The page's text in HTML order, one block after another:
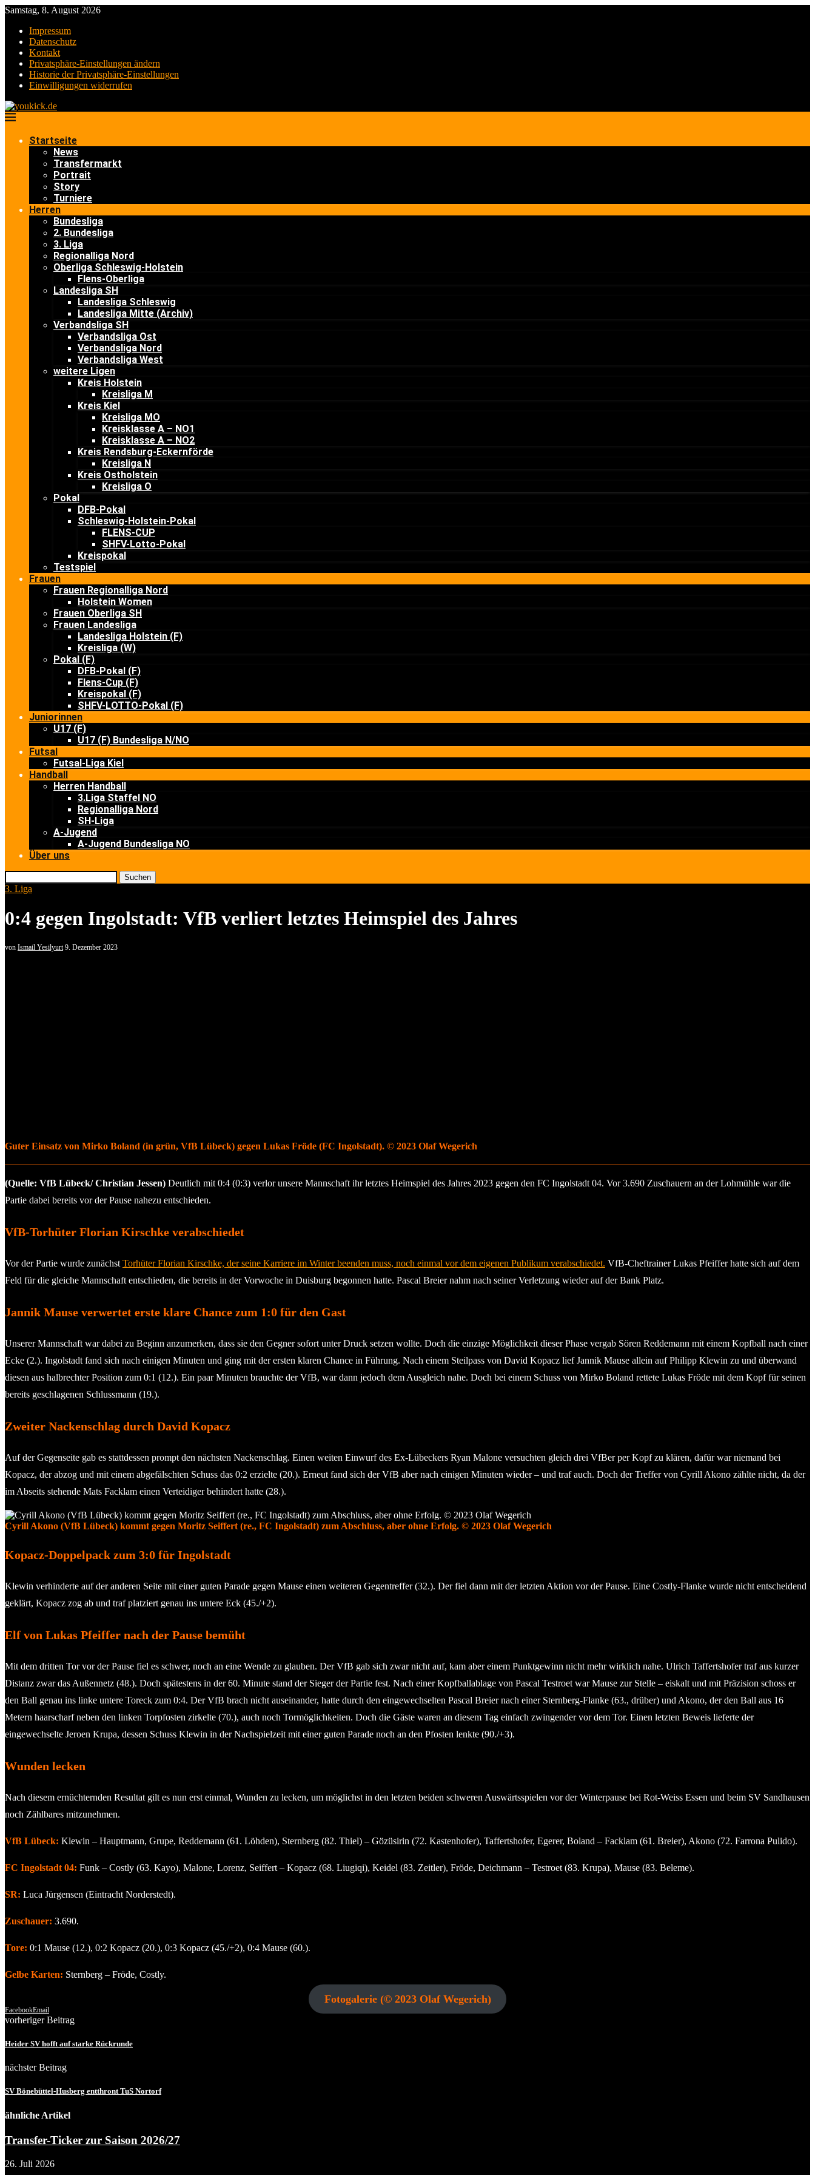
Samstag, 8. August 2026
Impressum
Datenschutz
Kontakt
Privatsphäre-Einstellungen ändern
Historie der Privatsphäre-Einstellungen
Einwilligungen widerrufen
Startseite
News
Transfermarkt
Portrait
Story
Turniere
Herren
Bundesliga
2. Bundesliga
3. Liga
Regionalliga Nord
Oberliga Schleswig-Holstein
Flens-Oberliga
Landesliga SH
Landesliga Schleswig
Landesliga Mitte (Archiv)
Verbandsliga SH
Verbandsliga Ost
Verbandsliga Nord
Verbandsliga West
weitere Ligen
Kreis Holstein
Kreisliga M
Kreis Kiel
Kreisliga MO
Kreisklasse A – NO1
Kreisklasse A – NO2
Kreis Rendsburg-Eckernförde
Kreisliga N
Kreis Ostholstein
Kreisliga O
Pokal
DFB-Pokal
Schleswig-Holstein-Pokal
FLENS-CUP
SHFV-Lotto-Pokal
Kreispokal
Testspiel
Frauen
Frauen Regionalliga Nord
Holstein Women
Frauen Oberliga SH
Frauen Landesliga
Landesliga Holstein (F)
Kreisliga (W)
Pokal (F)
DFB-Pokal (F)
Flens-Cup (F)
Kreispokal (F)
SHFV-LOTTO-Pokal (F)
Juniorinnen
U17 (F)
U17 (F) Bundesliga N/NO
Futsal
Futsal-Liga Kiel
Handball
Herren Handball
3.Liga Staffel NO
Regionalliga Nord
SH-Liga
A-Jugend
A-Jugend Bundesliga NO
Über uns
Suchen
3. Liga
0:4 gegen Ingolstadt: VfB verliert letztes Heimspiel des Jahres
von Ismail Yesilyurt 9. Dezember 2023
Guter Einsatz von Mirko Boland (in grün, VfB Lübeck) gegen Lukas Fröde (FC Ingolstadt). © 2023 Olaf Wegerich
(Quelle: VfB Lübeck/ Christian Jessen) Deutlich mit 0:4 (0:3) verlor unsere Mannschaft ihr letztes Heimspiel des Jahres 2023 gegen den FC Ingolstadt 04. Vor 3.690 Zuschauern an der Lohmühle war die
Partie dabei bereits vor der Pause nahezu entschieden.
VfB-Torhüter Florian Kirschke verabschiedet
Vor der Partie wurde zunächst Torhüter Florian Kirschke, der seine Karriere im Winter beenden muss, noch einmal vor dem eigenen Publikum verabschiedet. VfB-Cheftrainer Lukas Pfeiffer hatte sich auf dem
Feld für die gleiche Mannschaft entschieden, die bereits in der Vorwoche in Duisburg begonnen hatte. Pascal Breier nahm nach seiner Verletzung wieder auf der Bank Platz.
Jannik Mause verwertet erste klare Chance zum 1:0 für den Gast
Unserer Mannschaft war dabei zu Beginn anzumerken, dass sie den Gegner sofort unter Druck setzen wollte. Doch die einzige Möglichkeit dieser Phase vergab Sören Reddemann mit einem Kopfball nach einer
Ecke (2.). Ingolstadt fand sich nach einigen Minuten und ging mit der ersten klaren Chance in Führung. Nach einem Steilpass von David Kopacz lief Jannik Mause allein auf Philipp Klewin zu und überwand
diesen aus halbrechter Position zum 0:1 (12.). Ein paar Minuten brauchte der VfB, war dann jedoch dem Ausgleich nahe. Doch bei einem Schuss von Mirko Boland rettete Lukas Fröde mit dem Kopf für seinen
bereits geschlagenen Schlussmann (19.).
Zweiter Nackenschlag durch David Kopacz
Auf der Gegenseite gab es stattdessen prompt den nächsten Nackenschlag. Einen weiten Einwurf des Ex-Lübeckers Ryan Malone versuchten gleich drei VfBer per Kopf zu klären, dafür war niemand bei
Kopacz, der abzog und mit einem abgefälschten Schuss das 0:2 erzielte (20.). Erneut fand sich der VfB aber nach einigen Minuten wieder – und traf auch. Doch der Treffer von Cyrill Akono zählte nicht, da der
im Abseits stehende Mats Facklam einen Verteidiger behindert hatte (28.).
Cyrill Akono (VfB Lübeck) kommt gegen Moritz Seiffert (re., FC Ingolstadt) zum Abschluss, aber ohne Erfolg. © 2023 Olaf Wegerich
Kopacz-Doppelpack zum 3:0 für Ingolstadt
Klewin verhinderte auf der anderen Seite mit einer guten Parade gegen Mause einen weiteren Gegentreffer (32.). Der fiel dann mit der letzten Aktion vor der Pause. Eine Costly-Flanke wurde nicht entscheidend
geklärt, Kopacz zog ab und traf platziert genau ins untere Eck (45./+2).
Elf von Lukas Pfeiffer nach der Pause bemüht
Mit dem dritten Tor vor der Pause fiel es schwer, noch an eine Wende zu glauben. Der VfB gab sich zwar nicht auf, kam aber einem Punktgewinn nicht mehr wirklich nahe. Ulrich Taffertshofer traf aus kurzer
Distanz zwar das Außennetz (48.). Doch spätestens in der 60. Minute stand der Sieger der Partie fest. Nach einer Kopfballablage von Pascal Testroet war Mause zur Stelle – eiskalt und mit Präzision schoss er
den Ball genau ins linke untere Toreck zum 0:4. Der VfB brach nicht auseinander, hatte durch den eingewechselten Pascal Breier nach einer Sternberg-Flanke (63., drüber) und Akono, der den Ball aus 16
Metern haarscharf neben den linken Torpfosten zirkelte (70.), auch noch Tormöglichkeiten. Doch die Gäste waren an diesem Tag einfach zwingender vor dem Tor. Einen letzten Beweis lieferte der
eingewechselte Jeroen Krupa, dessen Schuss Klewin in der Nachspielzeit mit einer guten Parade noch an den Pfosten lenkte (90./+3).
Wunden lecken
Nach diesem ernüchternden Resultat gilt es nun erst einmal, Wunden zu lecken, um möglichst in den letzten beiden schweren Auswärtsspielen vor der Winterpause bei Rot-Weiss Essen und beim SV Sandhausen
noch Zählbares mitzunehmen.
VfB Lübeck: Klewin – Hauptmann, Grupe, Reddemann (61. Löhden), Sternberg (82. Thiel) – Gözüsirin (72. Kastenhofer), Taffertshofer, Egerer, Boland – Facklam (61. Breier), Akono (72. Farrona Pulido).
FC Ingolstadt 04: Funk – Costly (63. Kayo), Malone, Lorenz, Seiffert – Kopacz (68. Liugiqi), Keidel (83. Zeitler), Fröde, Deichmann – Testroet (83. Krupa), Mause (83. Beleme).
SR: Luca Jürgensen (Eintracht Norderstedt).
Zuschauer: 3.690.
Tore: 0:1 Mause (12.), 0:2 Kopacz (20.), 0:3 Kopacz (45./+2), 0:4 Mause (60.).
Gelbe Karten: Sternberg – Fröde, Costly.
Fotogalerie (© 2023 Olaf Wegerich)
FacebookEmail
vorheriger Beitrag
Heider SV hofft auf starke Rückrunde
nächster Beitrag
SV Bönebüttel-Husberg entthront TuS Nortorf
ähnliche Artikel
Transfer-Ticker zur Saison 2026/27
26. Juli 2026